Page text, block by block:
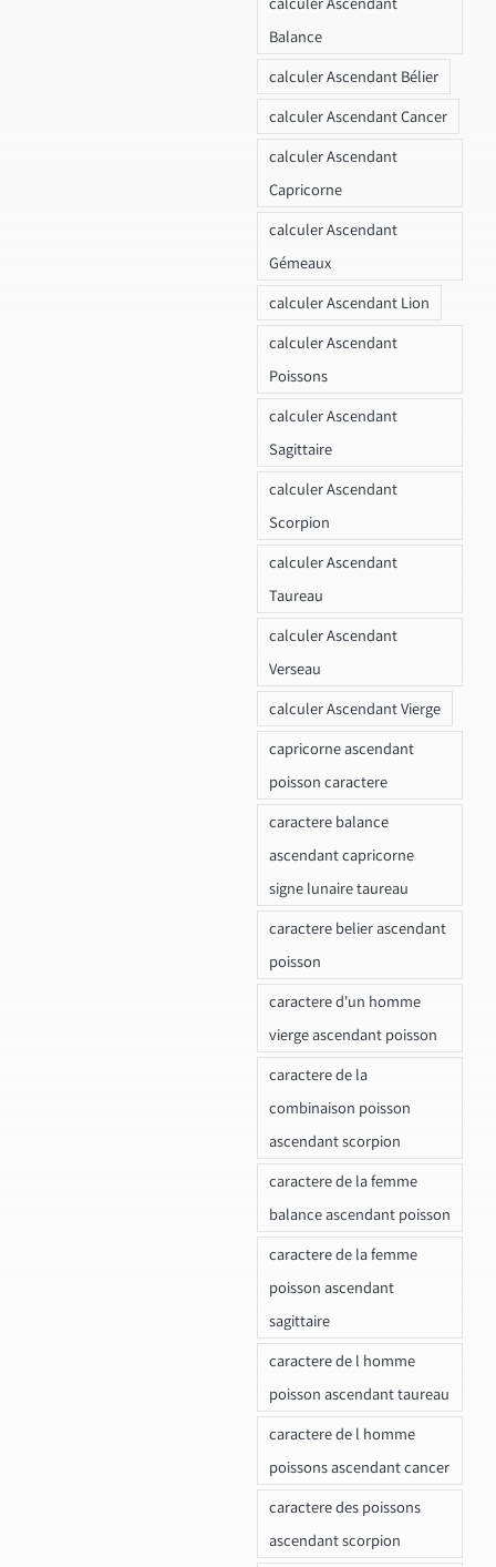
Balance
calculer Ascendant Bélier
calculer Ascendant Cancer
calculer Ascendant
Capricorne
calculer Ascendant
Gémeaux
calculer Ascendant Lion
calculer Ascendant
Poissons
calculer Ascendant
Sagittaire
calculer Ascendant
Scorpion
calculer Ascendant
Taureau
calculer Ascendant
Verseau
calculer Ascendant Vierge
capricorne ascendant
poisson caractere
caractere balance
ascendant capricorne
signe lunaire taureau
caractere belier ascendant
poisson
caractere d'un homme
vierge ascendant poisson
caractere de la
combinaison poisson
ascendant scorpion
caractere de la femme
balance ascendant poisson
caractere de la femme
poisson ascendant
sagittaire
caractere de l homme
poisson ascendant taureau
caractere de l homme
poissons ascendant cancer
caractere des poissons
ascendant scorpion